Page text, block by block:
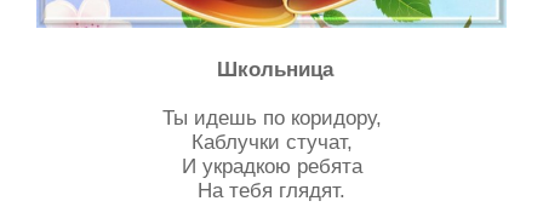
Школьница
Ты идешь по коридору,
Каблучки стучат,
И украдкою ребята
На тебя глядят.